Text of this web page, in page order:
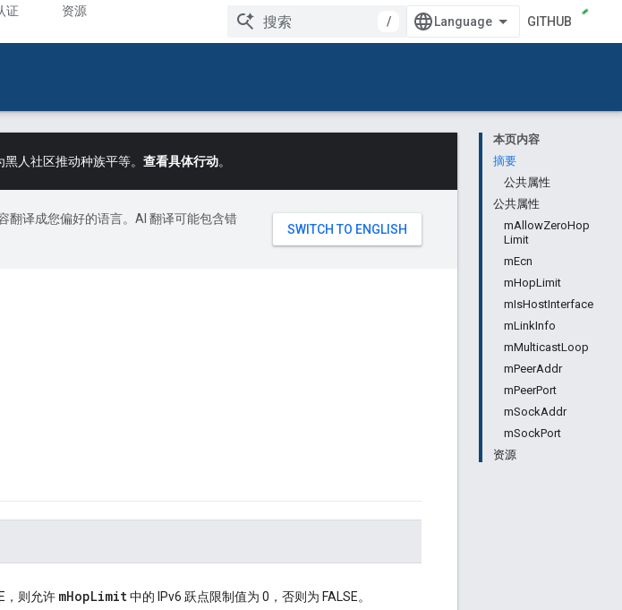
证 资源
/ GITHUB
本页内容
摘要
公共属性
公共属性
mAllowZeroHop
Limit
mEcn
mHopLimit
mIsHostInterface
mLinkInfo
mMulticastLoop
mPeerAddr
mPeerPort
mSockAddr
mSockPort
资源
人社区推动种族平等。 查看具体行动。
翻译成您偏好的语言。AI 翻译可能包含错
，则允许 mHopLimit中的 IPv6 跃点限制值为 0，否则为 FALSE。